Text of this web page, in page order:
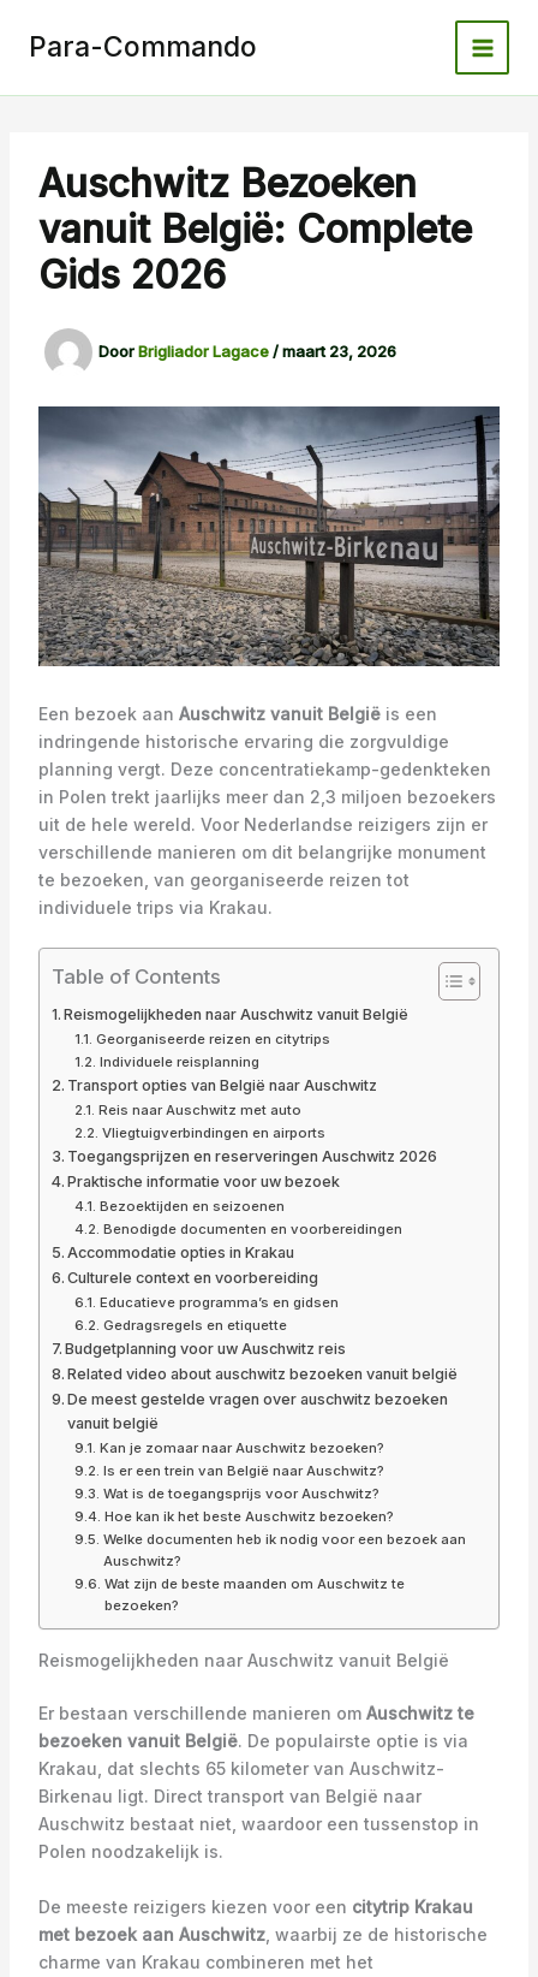
naar
inhoud
Para-Commando
Auschwitz Bezoeken
vanuit België: Complete
Gids 2026
DoorBrigliador Lagace/maart 23, 2026
Een bezoek aan Auschwitz vanuit Belgiëis een
indringende historische ervaring die zorgvuldige
planning vergt. Deze concentratiekamp-gedenkteken
in Polen trekt jaarlijks meer dan 2,3 miljoen bezoekers
uit de hele wereld. Voor Nederlandse reizigers zijn er
verschillende manieren om dit belangrijke monument
te bezoeken, van georganiseerde reizen tot
individuele trips via Krakau.
Table of Contents
Reismogelijkheden naar Auschwitz vanuit België
Georganiseerde reizen en citytrips
Individuele reisplanning
Transport opties van België naar Auschwitz
Reis naar Auschwitz met auto
Vliegtuigverbindingen en airports
Toegangsprijzen en reserveringen Auschwitz 2026
Praktische informatie voor uw bezoek
Bezoektijden en seizoenen
Benodigde documenten en voorbereidingen
Accommodatie opties in Krakau
Culturele context en voorbereiding
Educatieve programma’s en gidsen
Gedragsregels en etiquette
Budgetplanning voor uw Auschwitz reis
Related video about auschwitz bezoeken vanuit belgië
De meest gestelde vragen over auschwitz bezoeken
vanuit belgië
Kan je zomaar naar Auschwitz bezoeken?
Is er een trein van België naar Auschwitz?
Wat is de toegangsprijs voor Auschwitz?
Hoe kan ik het beste Auschwitz bezoeken?
Welke documenten heb ik nodig voor een bezoek aan
Auschwitz?
Wat zijn de beste maanden om Auschwitz te
bezoeken?
Reismogelijkheden naar Auschwitz vanuit België
Er bestaan verschillende manieren om Auschwitz te
bezoeken vanuit België. De populairste optie is via
Krakau, dat slechts 65 kilometer van Auschwitz-
Birkenau ligt. Direct transport van België naar
Auschwitz bestaat niet, waardoor een tussenstop in
Polen noodzakelijk is.
De meeste reizigers kiezen voor een citytrip Krakau
met bezoek aan Auschwitz, waarbij ze de historische
charme van Krakau combineren met het